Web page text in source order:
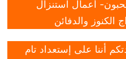
أعمال استنزال
والدفائن
أننا على إستعداد تام